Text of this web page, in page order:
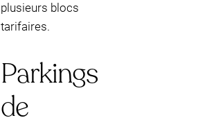
plusieurs blocs
tarifaires.
Parkings
de